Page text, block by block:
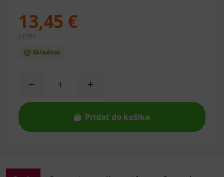
Skladom
13,45 €
s DPH
Pridať do košíka